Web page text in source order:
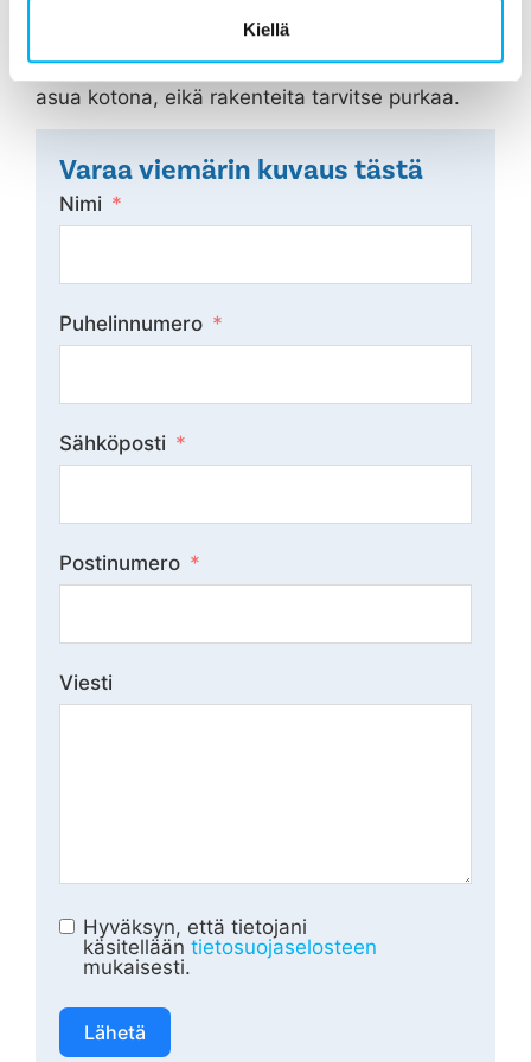
Kiellä
viemärin sukittamisella jopa 50 vuodeksi
eteenpäin. Viemärin sukitus on edullinen ja 3
päivää kestävä toimenpide, jonka aikana voitte
asua kotona, eikä rakenteita tarvitse purkaa.
Varaa viemärin kuvaus tästä
Nimi
Puhelinnumero
Sähköposti
Postinumero
Viesti
Hyväksyn, että tietojani
käsitellään tietosuojaselosteen
mukaisesti.
Lähetä